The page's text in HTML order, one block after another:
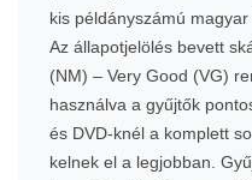
kis példányszámú
Az állapotjelölés bevett
(NM) – Very Good (VG)
használva a gyűjtők
és DVD-knél a komplett
kelnek el a legjobban.